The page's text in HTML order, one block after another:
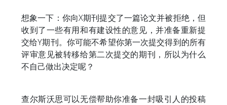
想象一下：你向X期刊提交了一篇论文并被拒绝，但
收到了一些有用和有建设性的意见，并准备重新提
交给Y期刊。你可能不希望你第一次提交得到的所有
评审意见被转移给第二次提交的期刊，所以为什么
不自己做出决定呢？
查尔斯沃思可以无偿帮助你准备一封吸引人的投稿